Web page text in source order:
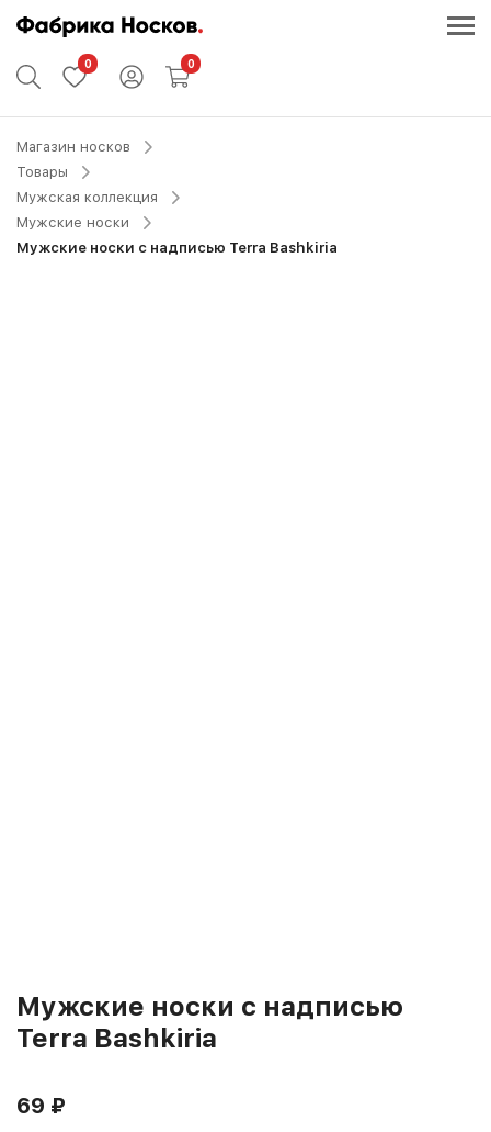
0 0
Магазин носков
Товары
Мужская коллекция
Мужские носки
Мужские носки с надписью Terra Bashkiria
Мужские носки с надписью
Terra Bashkiria
69 ₽